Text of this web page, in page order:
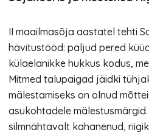
II maailmasõja aastatel tehti
hävitustööd: paljud pered
külaelanikke hukkus kodus,
Mitmed talupaigad jäidki
mälestamiseks on olnud
asukohtadele
silmnähtavalt kahanenud,